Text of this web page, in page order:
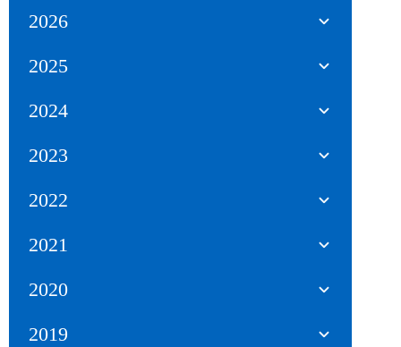
2026
2025
2024
2023
2022
2021
2020
2019